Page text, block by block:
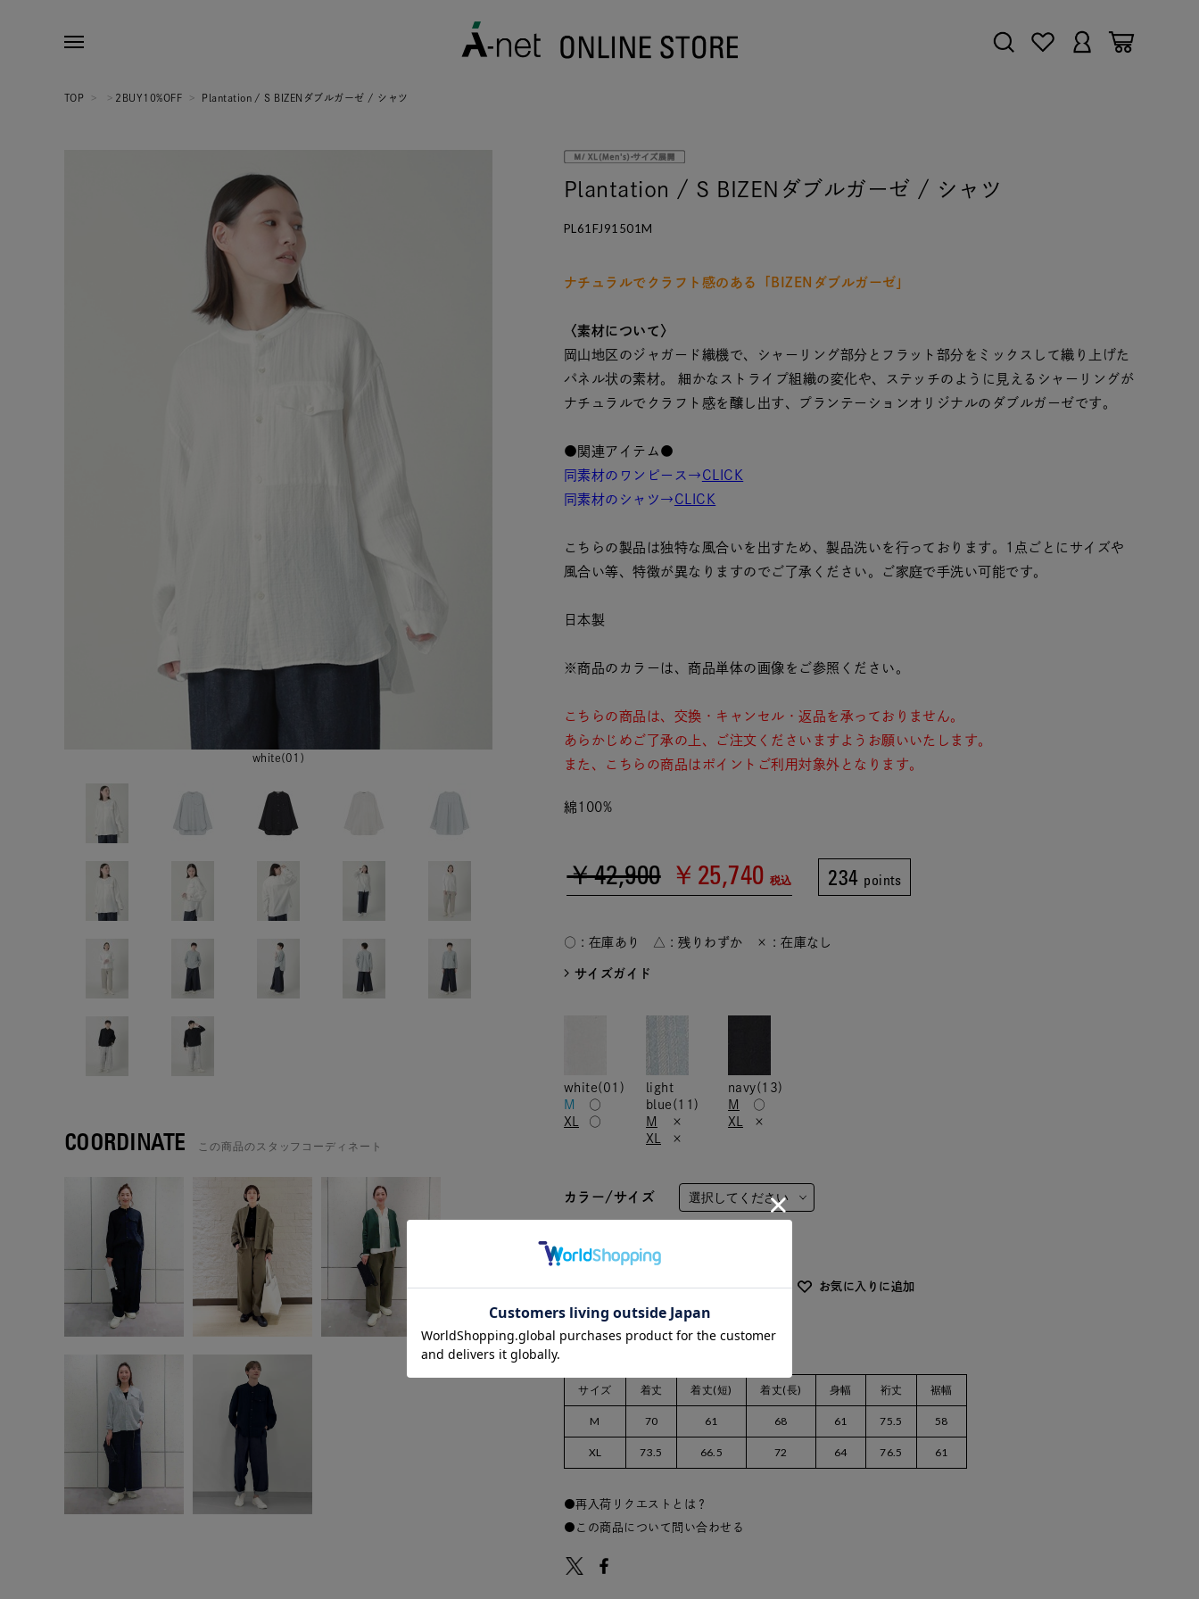
TOP > > 2BUY10%OFF > Plantation / S BIZENダブルガーゼ / シャツ
white(01)
COORDINATE この商品のスタッフコーディネート
Plantation / S BIZENダブルガーゼ / シャツ
PL61FJ91501M
ナチュラルでクラフト感のある「BIZENダブルガーゼ」
〈素材について〉
岡山地区のジャガード織機で、シャーリング部分とフラット部分をミックスして織り上げた
パネル状の素材。 細かなストライプ組織の変化や、ステッチのように見えるシャーリングが
ナチュラルでクラフト感を醸し出す、プランテーションオリジナルのダブルガーゼです。
●関連アイテム●
同素材のワンピース→ CLICK
同素材のシャツ→ CLICK
こちらの製品は独特な風合いを出すため、製品洗いを行っております。1点ごとにサイズや
風合い等、特徴が異なりますのでご了承ください。ご家庭で手洗い可能です。
日本製
※商品のカラーは、商品単体の画像をご参照ください。
こちらの商品は、交換・キャンセル・返品を承っておりません。
あらかじめご了承の上、ご注文くださいますようお願いいたします。
また、こちらの商品はポイントご利用対象外となります。
綿100%
￥42,900 ￥25,740 税込 234 points
○ : 在庫あり △ : 残りわずか × : 在庫なし
サイズガイド
white(01)
M
○
XL
○
light
blue(11)
M
×
XL
×
navy(13)
M
○
XL
×
カラー/サイズ
お気に入りに追加
サイズ 着丈 着丈(短) 着丈(長) 身幅 裄丈 裾幅
M 70 61 68 61 75.5 58
XL 73.5 66.5 72 64 76.5 61
再入荷リクエストとは？
この商品について問い合わせる